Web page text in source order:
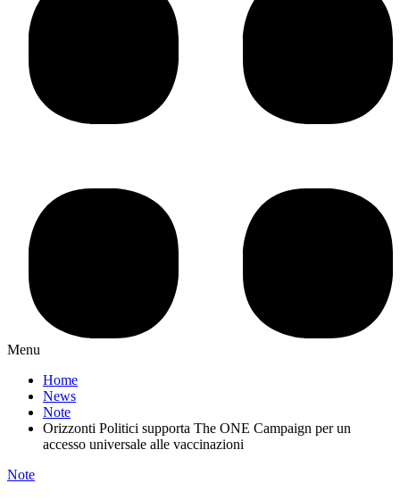
Menu
Home
News
Note
Orizzonti Politici supporta The ONE Campaign per un
accesso universale alle vaccinazioni
Note